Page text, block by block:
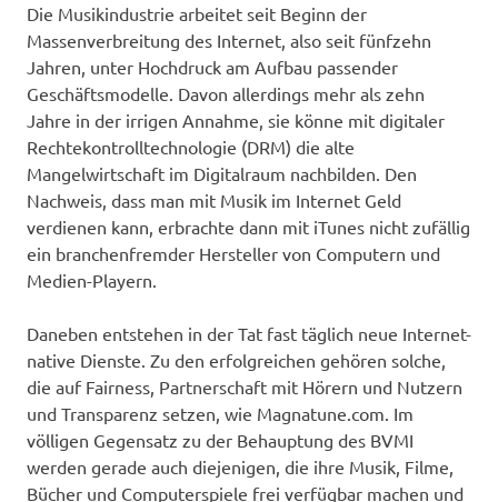
Die Musikindustrie arbeitet seit Beginn der
Massenverbreitung des Internet, also seit fünfzehn
Jahren, unter Hochdruck am Aufbau passender
Geschäftsmodelle. Davon allerdings mehr als zehn
Jahre in der irrigen Annahme, sie könne mit digitaler
Rechtekontrolltechnologie (DRM) die alte
Mangelwirtschaft im Digitalraum nachbilden. Den
Nachweis, dass man mit Musik im Internet Geld
verdienen kann, erbrachte dann mit iTunes nicht zufällig
ein branchenfremder Hersteller von Computern und
Medien-Playern.
Daneben entstehen in der Tat fast täglich neue Internet-
native Dienste. Zu den erfolgreichen gehören solche,
die auf Fairness, Partnerschaft mit Hörern und Nutzern
und Transparenz setzen, wie Magnatune.com. Im
völligen Gegensatz zu der Behauptung des BVMI
werden gerade auch diejenigen, die ihre Musik, Filme,
Bücher und Computerspiele frei verfügbar machen und